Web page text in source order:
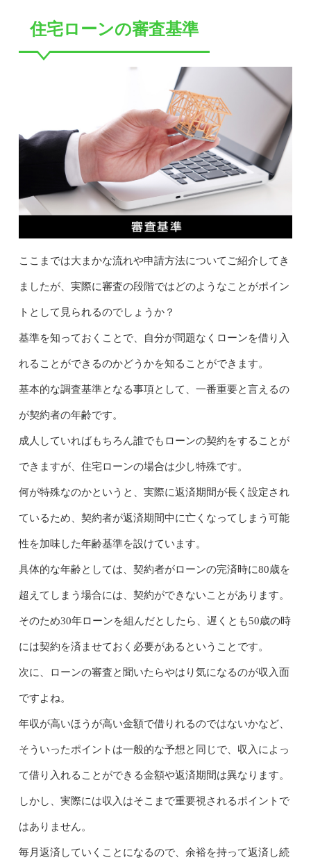
住宅ローンの審査基準
ここまでは大まかな流れや申請方法についてご紹介してき
ましたが、実際に審査の段階ではどのようなことがポイン
トとして見られるのでしょうか？
基準を知っておくことで、自分が問題なくローンを借り入
れることができるのかどうかを知ることができます。
基本的な調査基準となる事項として、一番重要と言えるの
が契約者の年齢です。
成人していればもちろん誰でもローンの契約をすることが
できますが、住宅ローンの場合は少し特殊です。
何が特殊なのかというと、実際に返済期間が長く設定され
ているため、契約者が返済期間中に亡くなってしまう可能
性を加味した年齢基準を設けています。
具体的な年齢としては、契約者がローンの完済時に80歳を
超えてしまう場合には、契約ができないことがあります。
そのため30年ローンを組んだとしたら、遅くとも50歳の時
には契約を済ませておく必要があるということです。
次に、ローンの審査と聞いたらやはり気になるのが収入面
ですよね。
年収が高いほうが高い金額で借りれるのではないかなど、
そういったポイントは一般的な予想と同じで、収入によっ
て借り入れることができる金額や返済期間は異なります。
しかし、実際には収入はそこまで重要視されるポイントで
はありません。
毎月返済していくことになるので、余裕を持って返済し続